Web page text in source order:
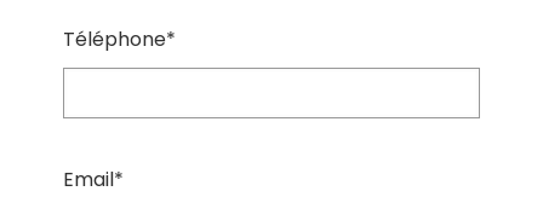
Téléphone*
Email*